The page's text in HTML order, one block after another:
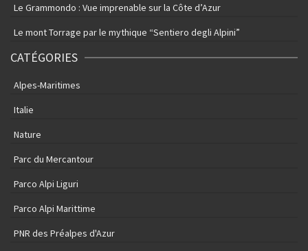
Le Grammondo : Vue imprenable sur la Côte d’Azur
Le mont Torrage par le mythique “Sentiero degli Alpini”
CATÉGORIES
Alpes-Maritimes
Italie
Nature
Parc du Mercantour
Parco Alpi Liguri
Parco Alpi Marittime
PNR des Préalpes d'Azur